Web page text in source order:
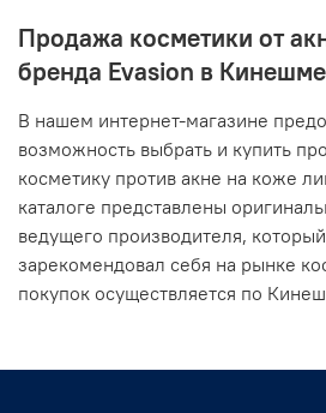
Продажа косметики от
бренда Evasion в Кинешме
В нашем интернет-магазине
возможность выбрать и купить
косметику против акне на коже
каталоге представлены
ведущего производителя,
зарекомендовал себя на рынке
покупок осуществляется по